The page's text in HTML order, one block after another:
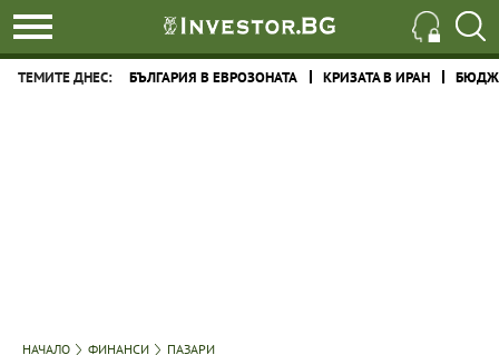
ТЕМИТЕ ДНЕС: БЪЛГАРИЯ В ЕВРОЗОНАТА КРИЗАТА В ИРАН
НАЧАЛО ФИНАНСИ ПАЗАРИ